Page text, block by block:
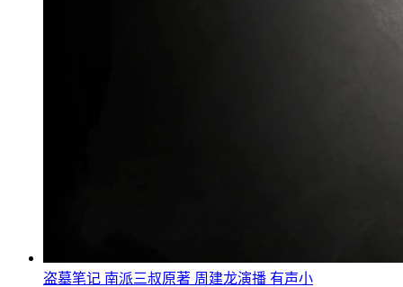
盗墓笔记 南派三叔原著 周建龙演播 有声小